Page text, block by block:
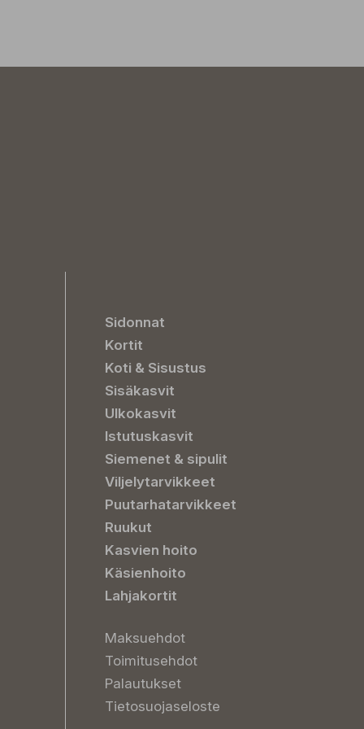
Sidonnat
Kortit
Koti & Sisustus
Sisäkasvit
Ulkokasvit
Istutuskasvit
Siemenet & sipulit
Viljelytarvikkeet
Puutarhatarvikkeet
Ruukut
Kasvien hoito
Käsienhoito
Lahjakortit
Maksuehdot
Toimitusehdot
Palautukset
Tietosuojaseloste